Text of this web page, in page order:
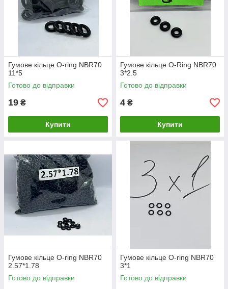
Гумове кільце O-ring NBR70
11*5
Готово до відправки
19 ₴
Купити
Гумове кільце O-Ring NBR70
3*2.5
Готово до відправки
4 ₴
Купити
Гумове кільце O-ring NBR70
2.57*1.78
Готово до відправки
Гумове кільце O-ring NBR70
3*1
Готово до відправки